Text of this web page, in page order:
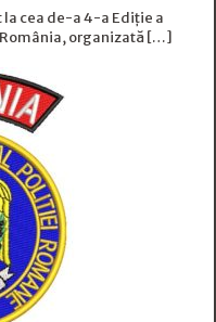
cea de-a 4-a Ediție a
România, organizată […]